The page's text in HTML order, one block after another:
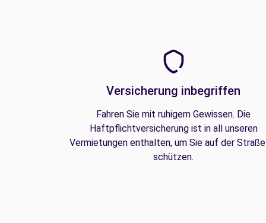
Versicherung inbegriffen
Fahren Sie mit ruhigem Gewissen. Die
Haftpflichtversicherung ist in all unseren
Vermietungen enthalten, um Sie auf der
schützen.